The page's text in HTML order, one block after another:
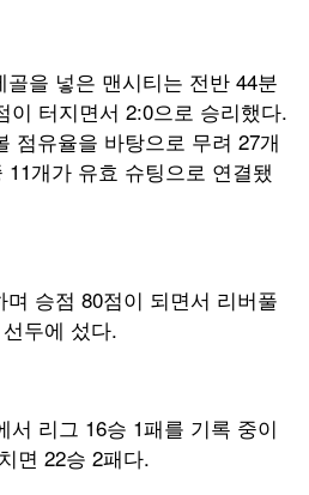
을 넣은 맨시티는 전반 44분
이 터지면서 2:0으로 승리했다.
점유율을 바탕으로 무려 27개
개가 유효 슈팅으로 연결됐
승점 80점이 되면서 리버풀
두에 섰다.
서 리그 16승 1패를 기록 중이
면 22승 2패다.